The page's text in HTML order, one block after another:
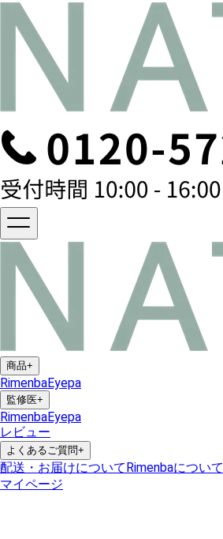
商品+
RimenbaEyepa
監修医+
RimenbaEyepa
レビュー
よくあるご質問+
配送・お届けについてRimenbaについて
マイページ